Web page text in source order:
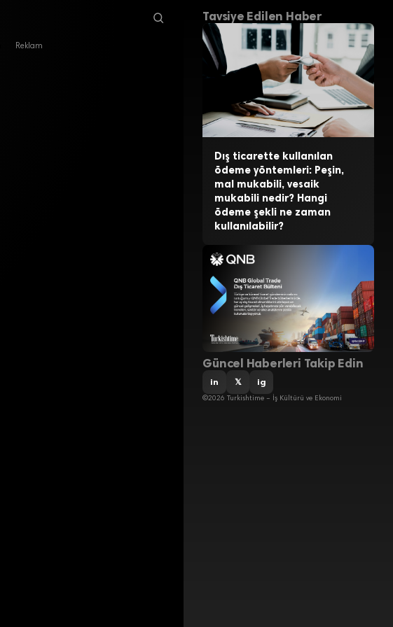
Reklam
Tavsiye Edilen Haber
Dış ticarette kullanılan
ödeme yöntemleri: Peşin,
mal mukabili, vesaik
mukabili nedir? Hangi
ödeme şekli ne zaman
kullanılabilir?
Güncel Haberleri Takip Edin
in 𝕏 ig
©2026 Turkishtime – İş Kültürü ve Ekonomi